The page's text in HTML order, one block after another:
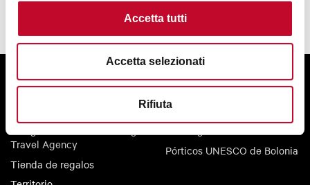
Accetta tutti
Accetta selezionati
Rifiuta
Contactos
Travel Agency
Tienda de regalos
Estudiantes
Blog
Pórticos UNESCO de Bolonia